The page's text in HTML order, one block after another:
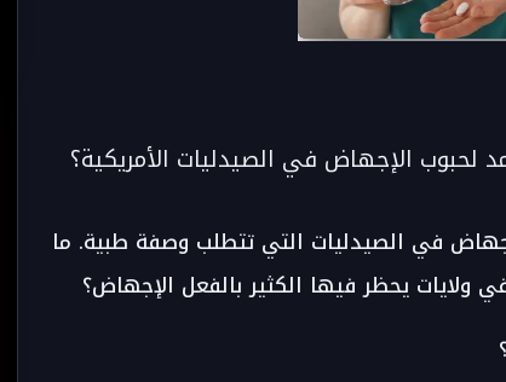
لحبوب الإجهاض في الصيدليات الأمريكية؟
في الصيدليات التي تتطلب وصفة طبية. ما
ولايات يحظر فيها الكثير بالفعل الإجهاض؟